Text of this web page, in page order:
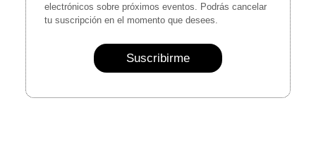
electrónicos sobre próximos eventos. Podrás cancelar
tu suscripción en el momento que desees.
Suscribirme